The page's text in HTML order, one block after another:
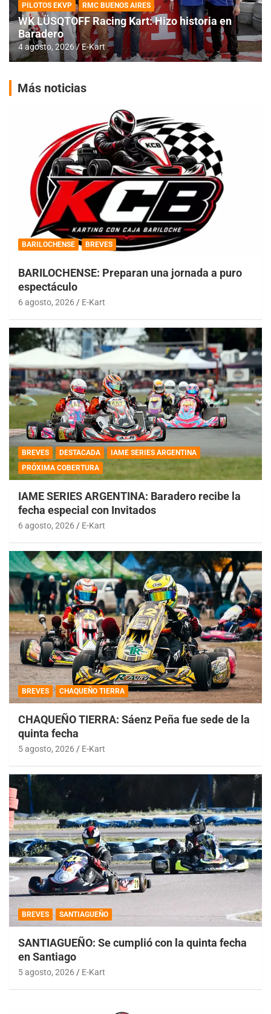
PILOTOS EKVP RMC BUENOS AIRES
WK LÜSQTOFF Racing Kart: Hizo historia en
Baradero
4 agosto, 2026 E-Kart
Más noticias
BARILOCHENSE BREVES
BARILOCHENSE: Preparan una jornada a puro
espectáculo
6 agosto, 2026 E-Kart
BREVES DESTACADA
IAME SERIES ARGENTINA
PRÓXIMA COBERTURA
IAME SERIES ARGENTINA: Baradero recibe la
fecha especial con Invitados
6 agosto, 2026 E-Kart
BREVES CHAQUEÑO TIERRA
CHAQUEÑO TIERRA: Sáenz Peña fue sede de la
quinta fecha
5 agosto, 2026 E-Kart
BREVES SANTIAGUEÑO
SANTIAGUEÑO: Se cumplió con la quinta fecha
en Santiago
5 agosto, 2026 E-Kart